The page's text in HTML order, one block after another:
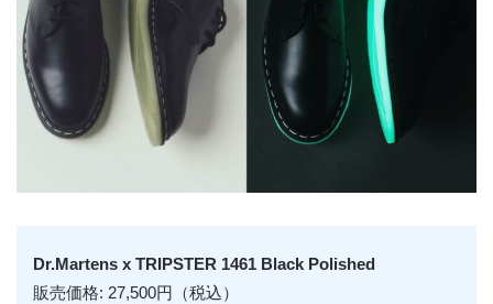
Dr.Martens x TRIPSTER 1461 Black Polished
販売価格: 27,500円（税込）